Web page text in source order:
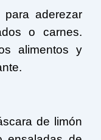
aderezar
o carnes.
alimentos y
de limón